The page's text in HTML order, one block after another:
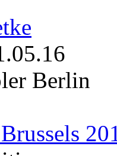
Berlin